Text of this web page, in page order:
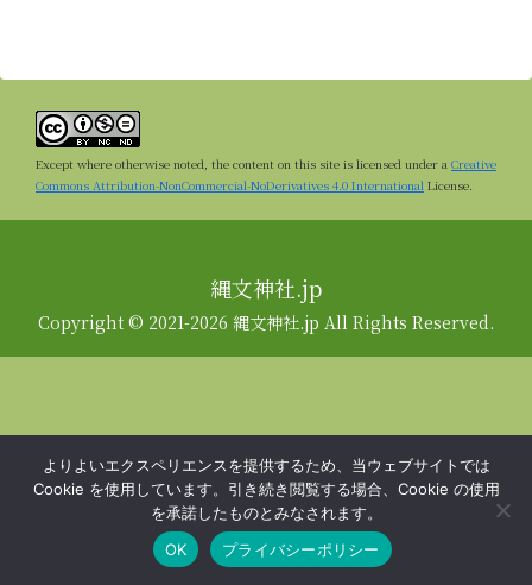
Except where otherwise noted, the content on this site is licensed under a Creative
Commons Attribution-NonCommercial-NoDerivatives 4.0 International License.
縄文神社.jp
Copyright © 2021-2026 縄文神社.jp All Rights Reserved.
ホーム 検索 トップ
よりよいエクスペリエンスを提供するため、当ウェブサイトでは
Cookie を使用しています。引き続き閲覧する場合、Cookie の使用
を承諾したものとみなされます。
OK
プライバシーポリシー